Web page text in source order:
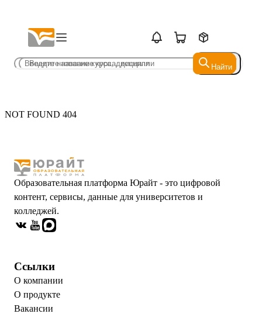
Найти
Найти
NOT FOUND 404
Образовательная платформа Юрайт - это цифровой
контент, сервисы, данные для университетов и
колледжей.
Ссылки
О компании
О продукте
Вакансии